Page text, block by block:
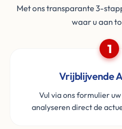
Met ons transparante 3-
waar u aan
1
Vrijblijvende
Vul via ons formulier
analyseren direct de